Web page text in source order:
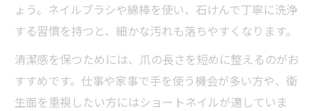
ょう。ネイルブラシや綿棒を使い、石けんで丁寧に洗浄
する習慣を持つと、細かな汚れも落ちやすくなります。
清潔感を保つためには、爪の長さを短めに整えるのがお
すすめです。仕事や家事で手を使う機会が多い方や、衛
生面を重視したい方にはショートネイルが適していま